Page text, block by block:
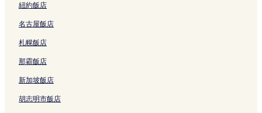
紐約飯店
名古屋飯店
札幌飯店
那霸飯店
新加坡飯店
胡志明市飯店